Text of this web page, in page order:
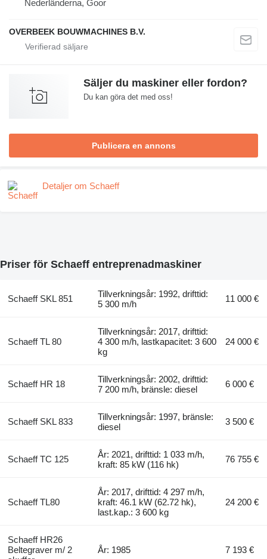
Nederländerna, Goor
OVERBEEK BOUWMACHINES B.V.
Säljer du maskiner eller fordon?
Du kan göra det med oss!
Publicera en annons
Detaljer om Schaeff
Priser för Schaeff entreprenadmaskiner
Schaeff SKL 851
Tillverkningsår: 1992, drifttid:
5 300 m/h
11 000 €
Schaeff TL 80
Tillverkningsår: 2017, drifttid:
4 300 m/h, lastkapacitet: 3 600
kg
24 000 €
Schaeff HR 18
Tillverkningsår: 2002, drifttid:
7 200 m/h, bränsle: diesel
6 000 €
Schaeff SKL 833
Tillverkningsår: 1997, bränsle:
diesel
3 500 €
Schaeff TC 125
År: 2021, drifttid: 1 033 m/h,
kraft: 85 kW (116 hk)
76 755 €
Schaeff TL80
År: 2017, drifttid: 4 297 m/h,
kraft: 46.1 kW (62.72 hk),
last.kap.: 3 600 kg
24 200 €
Schaeff HR26
Beltegraver m/ 2
År: 1985 7 193 €